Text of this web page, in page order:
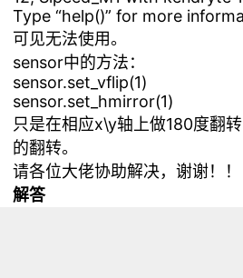
Type “help()” for more
可见无法使用。
sensor中的方法：
sensor.set_vflip(1)
sensor.set_hmirror(1)
只是在相应x\y轴上做180度翻
的翻转。
请各位大佬协助解决，谢谢！！
解答